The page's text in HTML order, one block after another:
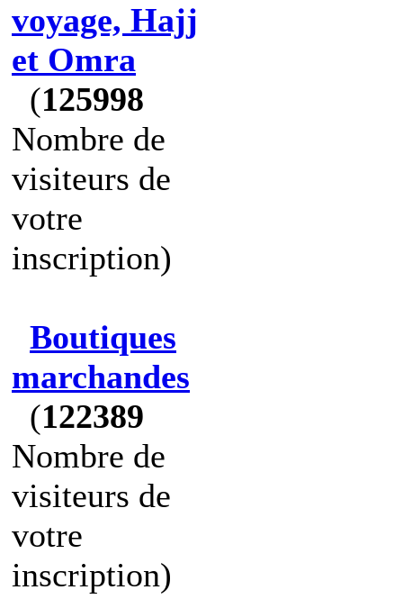
voyage, Hajj
et Omra
(125998
Nombre de
visiteurs de
votre
inscription)
Boutiques
marchandes
(122389
Nombre de
visiteurs de
votre
inscription)